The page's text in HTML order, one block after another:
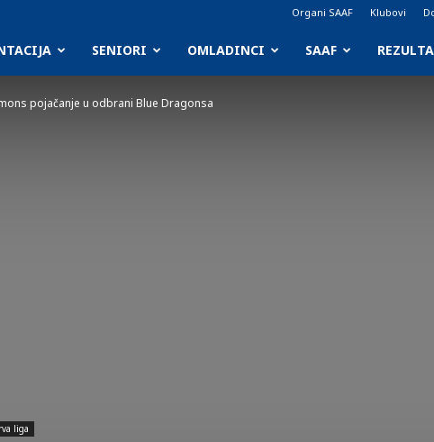
Organi SAAF Klubovi
SENIORI OMLADINCI SAAF
pojačanje u odbrani Blue Dragonsa
liga